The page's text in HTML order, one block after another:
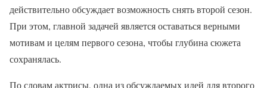
действительно обсуждает возможность снять второй сезон.
При этом, главной задачей является оставаться верными
мотивам и целям первого сезона, чтобы глубина сюжета
сохранялась.
По словам актрисы, одна из обсуждаемых идей для второго